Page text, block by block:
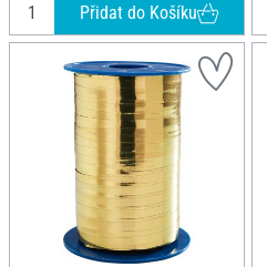
Přidat do Košíku